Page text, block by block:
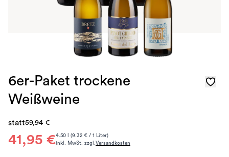
6er-Paket trockene
Weißweine
41,95 €
statt59,94 €
4.50 l (9.32 € / 1 Liter)
inkl. MwSt. zzgl.Versandkosten